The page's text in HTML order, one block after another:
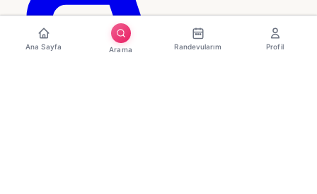
Ana Sayfa Arama Randevularım Profil